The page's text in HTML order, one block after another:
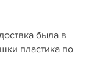
была в
пластика по